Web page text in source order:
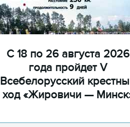
С 18 по 26 августа 2026
года пройдет V
Всебелорусский
ход «Жировичи —